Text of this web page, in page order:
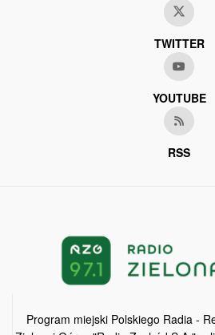
TWITTER
YOUTUBE
RSS
Program miejski Polskiego Radia -